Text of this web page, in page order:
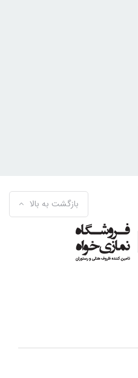
بازگشت به بالا